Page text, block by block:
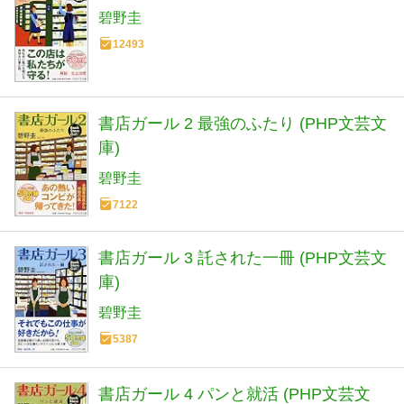
碧野圭
12493
書店ガール 2 最強のふたり (PHP文芸文
庫)
碧野圭
7122
書店ガール 3 託された一冊 (PHP文芸文
庫)
碧野圭
5387
書店ガール 4 パンと就活 (PHP文芸文